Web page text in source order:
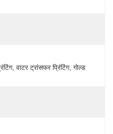
वाटर ट्रांसफर प्रिंटिंग, गोल्ड